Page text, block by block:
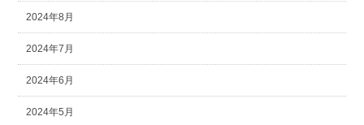
2024年8月
2024年7月
2024年6月
2024年5月